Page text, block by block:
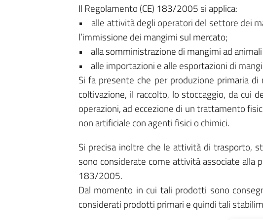
Il Regolamento (CE) 183/2005 si applica:
• alle attività degli operatori del settore dei
l’immissione dei mangimi sul mercato;
• alla somministrazione di mangimi ad
• alle importazioni e alle esportazioni di
Si fa presente che per produzione primaria
coltivazione, il raccolto, lo stoccaggio, da cui
operazioni, ad eccezione di un trattamento
non artificiale con agenti fisici o chimici.
Si precisa inoltre che le attività di trasporto,
sono considerate come attività associate alla
183/2005.
Dal momento in cui tali prodotti sono
considerati prodotti primari e quindi tali